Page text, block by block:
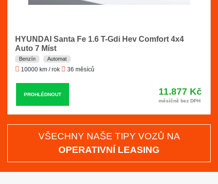
HYUNDAI Santa Fe 1.6 T-Gdi Hev Comfort 4x4
Auto 7 Míst
Benzín Automat
10000 km / rok 36 měsíců
PROHLÉDNOUT 11.877 Kč
měsíčně bez DPH
VŠECHNY NAŠE TIPY VOZŮ NA
OPERATIVNÍ LEASING